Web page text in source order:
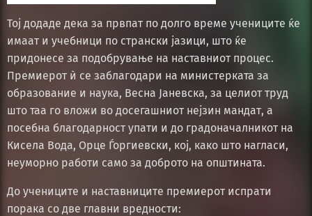
Тој додаде дека за првпат по долго време учениците ќе
имаат и учебници по странски јазици, што ќе
придонесе за подобрување на наставниот процес.
Премиерот ѝ се заблагодари на министерката за
образование и наука, Весна Јаневска, за целиот труд
што таа го вложи во досегашниот нејзин мандат, а
посебна благодарност упати и до градоначалникот на
Кисела Вода, Орце Ѓоргиевски, кој, како што нагласи,
неуморно работи само за доброто на општината.
До учениците и наставниците премиерот испрати
порака со две главни вредности: